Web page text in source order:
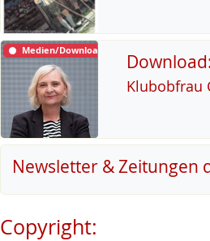
Medien/Download
Klu­b­ob­frau
Newsletter & Zeitungen
Copyright: